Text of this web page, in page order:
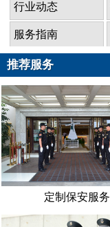
行业动态
服务指南
推荐服务
定制保安服务